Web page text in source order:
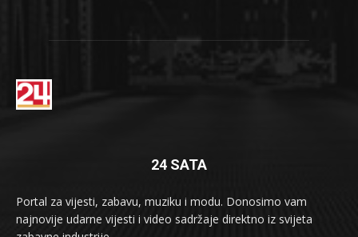
24 SATA
Portal za vijesti, zabavu, muziku i modu. Donosimo vam
najnovije udarne vijesti i video sadržaje direktno iz svijeta